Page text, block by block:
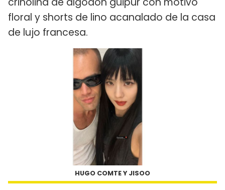
floral y shorts de lino acanalado de la casa
de lujo francesa.
HUGO COMTE Y JISOO